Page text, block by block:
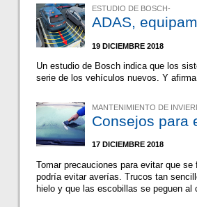
ESTUDIO DE BOSCH-
ADAS,
19 DICIEMBRE 2018
Un estudio de Bosch indica que los
serie de los vehículos nuevos. Y
MANTENIMIENTO DE
Consejos para
17 DICIEMBRE 2018
Tomar precauciones para evitar que
podría evitar averías. Trucos tan
hielo y que las escobillas se peguen al